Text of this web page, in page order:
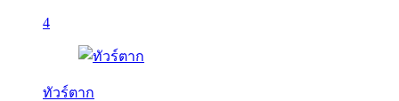
4
ทัวร์ตาก